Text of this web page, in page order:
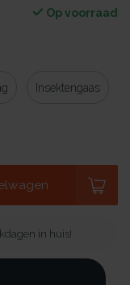
Op voorraad
Insektengaas
in huis!